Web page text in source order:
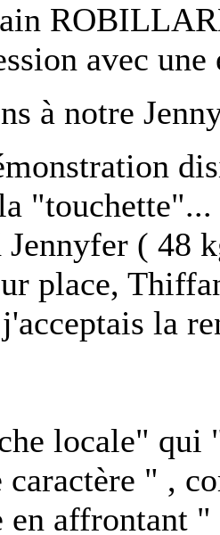
avec
à notre
"touchette"...
Jennyfer ( 48
place,
la
locale" qui
" ,
affrontant "